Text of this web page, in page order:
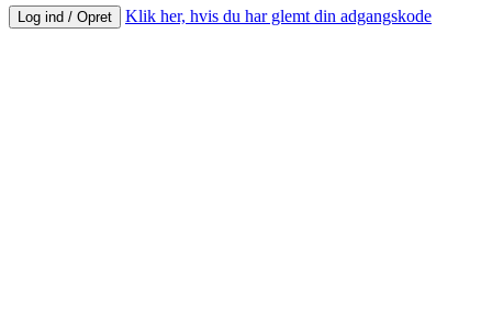
Log ind / Opret Klik her, hvis du har glemt din adgangskode